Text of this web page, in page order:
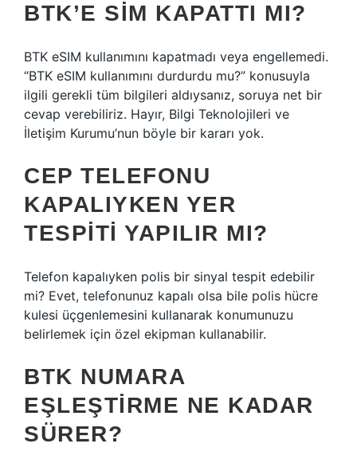
BTK’E SIM KAPATTI MI?
BTK eSIM kullanımını kapatmadı veya engellemedi.
“BTK eSIM kullanımını durdurdu mu?” konusuyla
ilgili gerekli tüm bilgileri aldıysanız, soruya net bir
cevap verebiliriz. Hayır, Bilgi Teknolojileri ve
İletişim Kurumu’nun böyle bir kararı yok.
CEP TELEFONU
KAPALIYKEN YER
TESPITI YAPILIR MI?
Telefon kapalıyken polis bir sinyal tespit edebilir
mi? Evet, telefonunuz kapalı olsa bile polis hücre
kulesi üçgenlemesini kullanarak konumunuzu
belirlemek için özel ekipman kullanabilir.
BTK NUMARA
EŞLEŞTIRME NE KADAR
SÜRER?